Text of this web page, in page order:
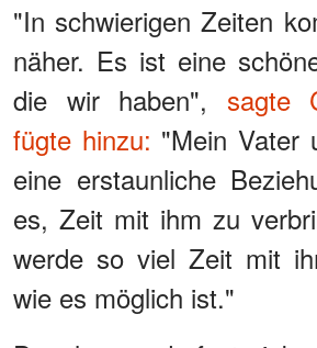
"In schwierigen Zeiten
näher. Es ist eine
die wir haben", sagte
fügte hinzu: "Mein Vater
eine erstaunliche
es, Zeit mit ihm zu
werde so viel Zeit mit
wie es möglich ist."